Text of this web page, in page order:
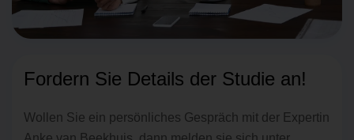
Fordern Sie Details der Studie an!
Wollen Sie ein persönliches Gespräch mit der Expertin